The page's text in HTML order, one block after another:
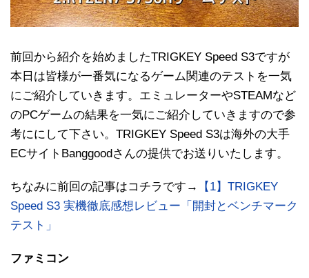
前回から紹介を始めましたTRIGKEY Speed S3ですが
本日は皆様が一番気になるゲーム関連のテストを一気
にご紹介していきます。エミュレーターやSTEAMなど
のPCゲームの結果を一気にご紹介していきますので参
考ににして下さい。TRIGKEY Speed S3は海外の大手
ECサイトBanggoodさんの提供でお送りいたします。
ちなみに前回の記事はコチラです→
【1】TRIGKEY
Speed S3 実機徹底感想レビュー「開封とベンチマーク
テスト」
ファミコン